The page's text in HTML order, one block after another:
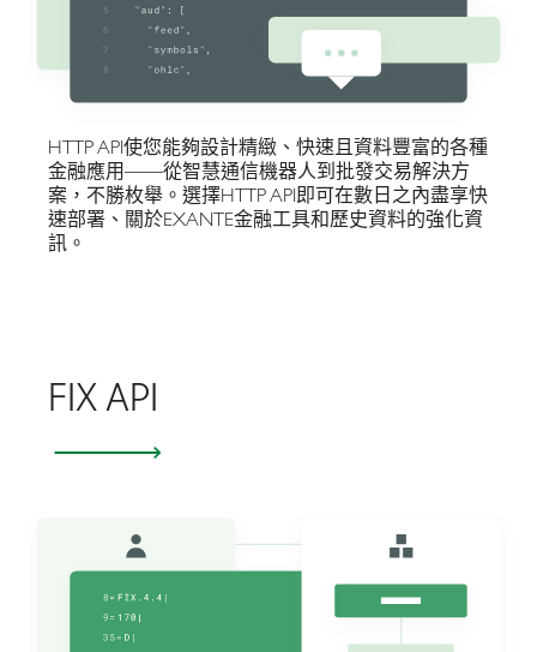
HTTP API使您能夠設計精緻、快速且資料豐富的各種
金融應用——從智慧通信機器人到批發交易解決方
案，不勝枚舉。選擇HTTP API即可在數日之內盡享快
速部署、關於EXANTE金融工具和歷史資料的強化資
訊。
FIX API